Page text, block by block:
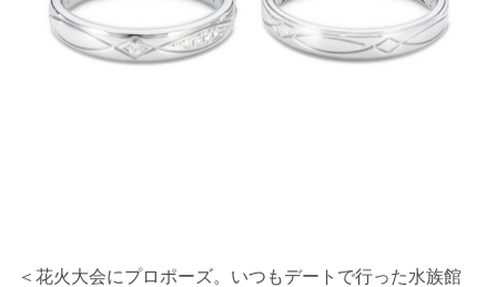
＜花火大会にプロポーズ。いつもデートで行った水族館